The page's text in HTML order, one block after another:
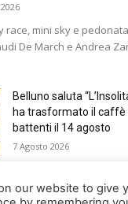
race, mini sky e
De March e Andrea
Belluno saluta
ha trasformato il caffè
battenti il 14 agosto
7 Agosto 2026
Giro del Lago di Santa
Appuntamento
our website to give